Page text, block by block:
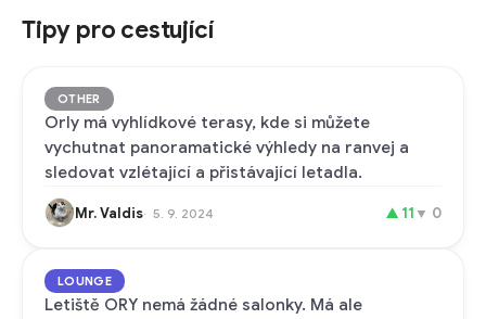
Tipy pro cestující
OTHER
Orly má vyhlídkové terasy, kde si můžete
vychutnat panoramatické výhledy na ranvej a
sledovat vzlétající a přistávající letadla.
Mr. Valdis 5. 9. 2024 ▲ 11 ▼ 0
LOUNGE
Letiště ORY nemá žádné salonky. Má ale